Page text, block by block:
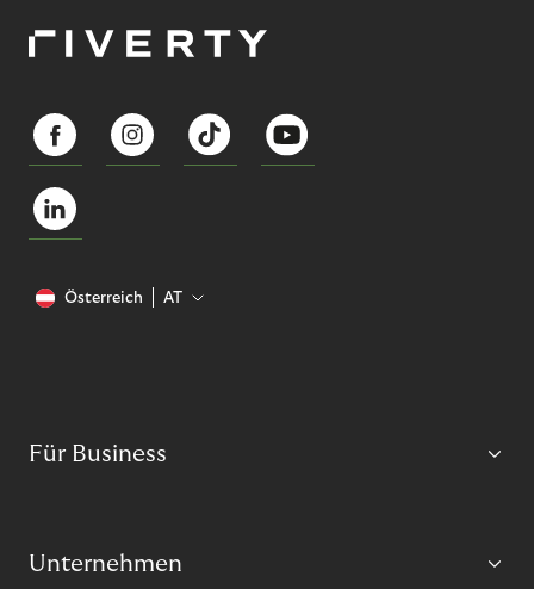
Österreich AT
Für Business
Unternehmen